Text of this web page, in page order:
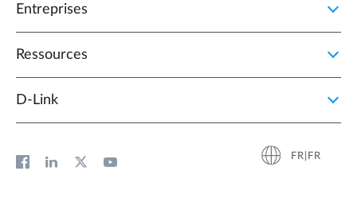
Entreprises
Ressources
D‑Link
FR|FR